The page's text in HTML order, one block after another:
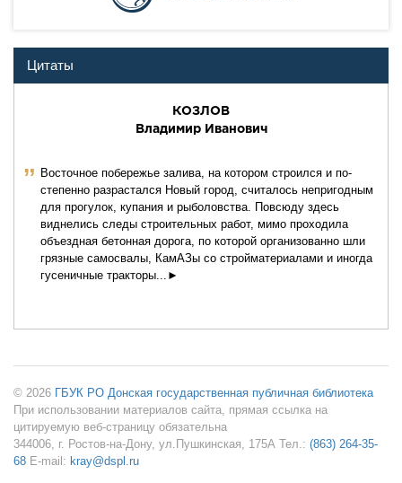
Цитаты
КОЗЛОВ
Владимир Иванович
ˮ Восточное побережье залива, на котором строился и по­
степенно разрастался Новый город, считалось непригод­ным
для прогулок, купания и рыболовства. Повсюду здесь
виднелись следы строительных работ, мимо проходила
объездная бетонная дорога, по которой организованно шли
грязные самосвалы, КамАЗы со стройматериалами и иногда
гусеничные тракторы...►
© 2026 ГБУК РО Донская государственная публичная библиотека
При использовании материалов сайта, прямая ссылка на
цитируемую веб-страницу обязательна
344006, г. Ростов-на-Дону, ул.Пушкинская, 175А Тел.: (863) 264-35-
68 E-mail: kray@dspl.ru